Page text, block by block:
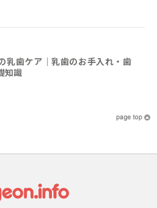
乳歯ケア｜乳歯のお手入れ・歯
知識